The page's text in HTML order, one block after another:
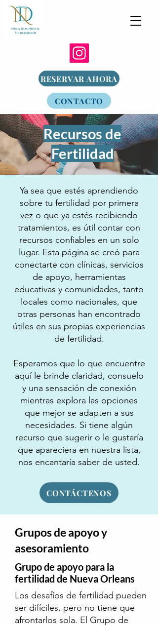
RESERVAR AHORA
CONTACTO
Recursos de
Fertilidad
Ya sea que estés aprendiendo
sobre tu fertilidad por primera
vez o que ya estés recibiendo
tratamientos, es útil contar con
recursos confiables en un solo
lugar. Esta página se creó para
conectarte con clínicas, servicios
de apoyo, herramientas
educativas y comunidades, tanto
locales como nacionales, que
otras personas han encontrado
útiles en sus propias experiencias
de fertilidad.
Esperamos que lo que encuentre
aquí le brinde claridad, consuelo
y una sensación de conexión
mientras explora las opciones
que mejor se adapten a sus
necesidades. Si tiene algún
recurso que sugerir o le gustaría
que apareciera en nuestra lista,
nos encantaría saber de usted.
CONTÁCTENOS
Grupos de apoyo y
asesoramiento
Grupo de apoyo para la
fertilidad de Nueva Orleans
Los desafíos de fertilidad pueden
ser difíciles, pero no tiene que
afrontarlos sola. El Grupo de